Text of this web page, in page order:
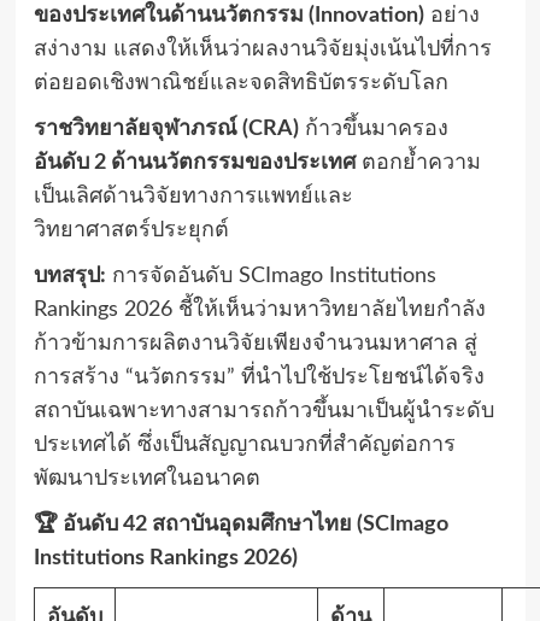
ของประเทศในด้านนวัตกรรม (Innovation)อย่าง
สง่างาม แสดงให้เห็นว่าผลงานวิจัยมุ่งเน้นไปที่การ
ต่อยอดเชิงพาณิชย์และจดสิทธิบัตรระดับโลก
ราชวิทยาลัยจุฬาภรณ์ (CRA)ก้าวขึ้นมาครอง
อันดับ 2 ด้านนวัตกรรมของประเทศตอกย้ำความ
เป็นเลิศด้านวิจัยทางการแพทย์และ
วิทยาศาสตร์ประยุกต์
บทสรุป: การจัดอันดับ SCImago Institutions
Rankings 2026 ชี้ให้เห็นว่ามหาวิทยาลัยไทยกำลัง
ก้าวข้ามการผลิตงานวิจัยเพียงจำนวนมหาศาล สู่
การสร้าง “นวัตกรรม” ที่นำไปใช้ประโยชน์ได้จริง
สถาบันเฉพาะทางสามารถก้าวขึ้นมาเป็นผู้นำระดับ
ประเทศได้ ซึ่งเป็นสัญญาณบวกที่สำคัญต่อการ
พัฒนาประเทศในอนาคต
🏆อันดับ 42 สถาบันอุดมศึกษาไทย (SCImago
Institutions Rankings 2026)